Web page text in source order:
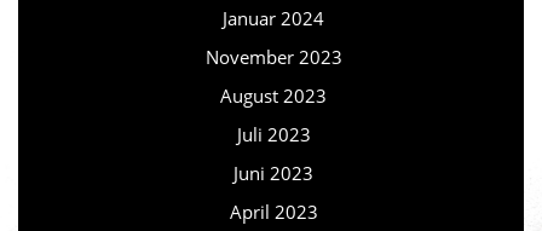
Januar 2024
November 2023
August 2023
Juli 2023
Juni 2023
April 2023